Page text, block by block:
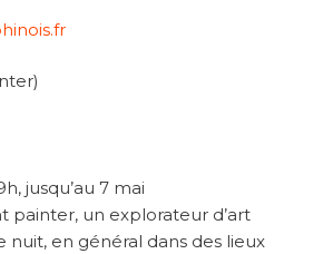
jusqu’au 7 mai
painter, un explorateur d’art
en général dans des lieux